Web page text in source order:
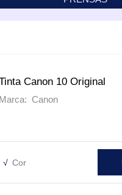
Canon 10 Original
Marca: Canon
√ Cor